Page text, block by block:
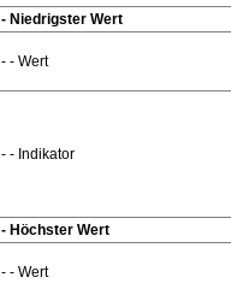
- Niedrigster Wert
- - Wert
- - Indikator
- Höchster Wert
- - Wert